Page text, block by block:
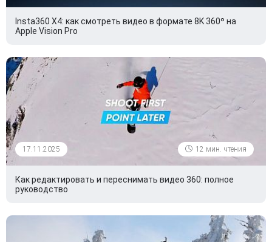
Insta360 X4: как смотреть видео в формате 8K 360º на
Apple Vision Pro
17.11.2025 12 мин. чтения
Как редактировать и переснимать видео 360: полное
руководство